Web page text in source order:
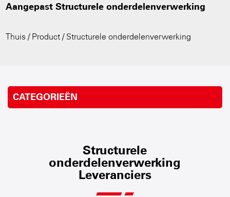
Aangepast Structurele onderdelenverwerking
Thuis / Product / Structurele onderdelenverwerking
CATEGORIEËN
Structurele
onderdelenverwerking
Leveranciers